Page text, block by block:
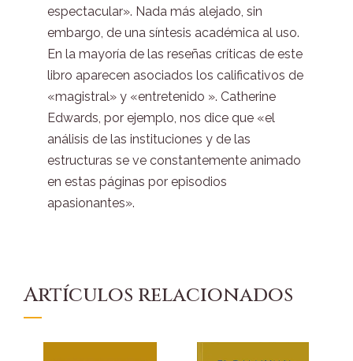
espectacular». Nada más alejado, sin
embargo, de una síntesis académica al uso.
En la mayoría de las reseñas críticas de este
libro aparecen asociados los calificativos de
«magistral» y «entretenido ». Catherine
Edwards, por ejemplo, nos dice que «el
análisis de las instituciones y de las
estructuras se ve constantemente animado
en estas páginas por episodios
apasionantes».
Artículos relacionados